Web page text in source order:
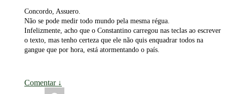
Concordo, Assuero.
Não se pode medir todo mundo pela mesma régua.
Infelizmente, acho que o Constantino carregou nas teclas ao escrever
o texto, mas tenho certeza que ele não quis enquadrar todos na
gangue que por hora, está atormentando o país.
Comentar ↓